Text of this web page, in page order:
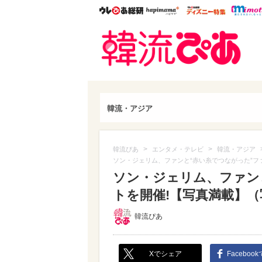
ウレぴあ総研ハピママ*
ウレぴ
韓流・アジア
韓流ぴあ > エンタメ・テレビ > 韓流・アジア
ソン・ジェリム、ファンと“赤い糸でつながった”
ソン・ジェリム、ファ
トを開催!【写真満載】
韓流ぴあ
Xでシェア Facebook